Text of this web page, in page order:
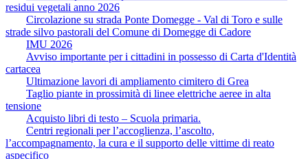
residui vegetali anno 2026
Circolazione su strada Ponte Domegge - Val di Toro e sulle
strade silvo pastorali del Comune di Domegge di Cadore
IMU 2026
Avviso importante per i cittadini in possesso di Carta d'Identità
cartacea
Ultimazione lavori di ampliamento cimitero di Grea
Taglio piante in prossimità di linee elettriche aeree in alta
tensione
Acquisto libri di testo – Scuola primaria.
Centri regionali per l’accoglienza, l’ascolto,
l’accompagnamento, la cura e il supporto delle vittime di reato
aspecifico